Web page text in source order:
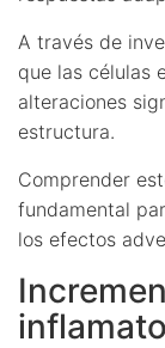
A través de
que las células
alteraciones
estructura.
Comprender
fundamental
los efectos